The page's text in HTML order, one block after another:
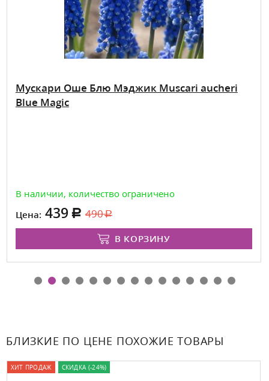
Мускари Оше Блю Мэджик Muscari aucheri
Blue Magic
В наличии, количество ограничено
Цена: 439 490
В КОРЗИНУ
БЛИЗКИЕ ПО ЦЕНЕ ПОХОЖИЕ ТОВАРЫ
ХИТ ПРОДАЖ СКИДКА (-24%)